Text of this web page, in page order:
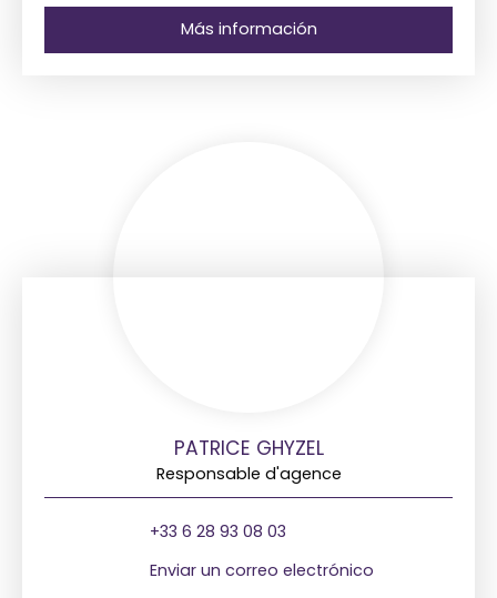
Más información
PATRICE GHYZEL
Responsable d'agence
+33 6 28 93 08 03
Enviar un correo electrónico